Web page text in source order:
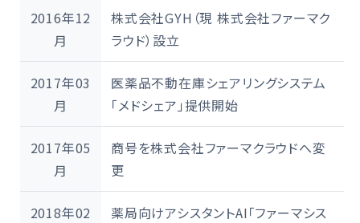
2016年12
月
株式会社GYH（現 株式会社ファーマク
ラウド）設立
2017年03
月
医薬品不動在庫シェアリングシステム
「メドシェア 」提供開始
2017年05
月
商号を株式会社ファーマクラウドへ変
更
2018年02
薬局向けアシスタントAI「ファーマシス